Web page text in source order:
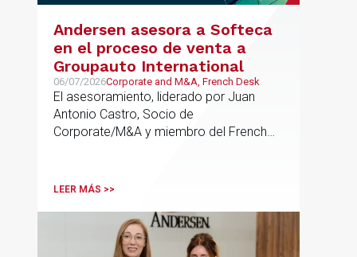
Andersen asesora a Softeca
en el proceso de venta a
Groupauto International
06/07/2026Corporate and M&A, French Desk
El asesoramiento, liderado por Juan
Antonio Castro, Socio de
Corporate/M&A y miembro del French
españolas que combinan los sectores
LEER MÁS >>